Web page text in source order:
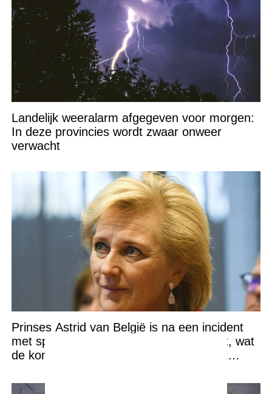
Landelijk weeralarm afgegeven voor morgen:
In deze provincies wordt zwaar onweer
verwacht
Prinses Astrid van België is na een incident
met spoed naar het ziekenhuis gebracht, wat
de koninklijke familie in diepe rouw heeft